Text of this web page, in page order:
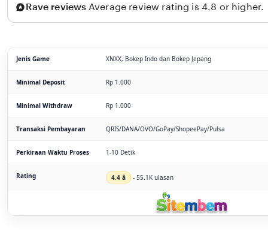
Rave reviews Average review rating is 4.8 or higher.
Jenis Game XNXX, Bokep Indo dan Bokep Jepang
Minimal Deposit Rp 1.000
Minimal Withdraw Rp 1.000
Transaksi Pembayaran QRIS/DANA/OVO/GoPay/ShopeePay/Pulsa
Perkiraan Waktu Proses 1-10 Detik
Rating 4.4 â­ - 55.1K ulasan